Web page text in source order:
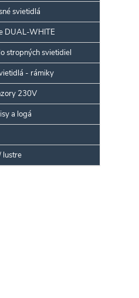
svietidlá
DUAL-WHITE
stropných svietidiel
- rámiky
230V
a logá
lustre